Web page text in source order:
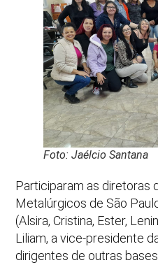
Foto: Jaélcio Santana
Participaram as diretoras
Metalúrgicos de São
(Alsira, Cristina, Ester,
Liliam, a vice-presidente
dirigentes de outras